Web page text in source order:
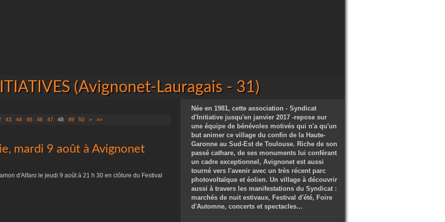
(Avignonet-Lauragais - 31)
43 44 45 46 47 48 49 50 > >>
mardi 9 août à Avignonet
d'Alfaro le jeudi 9 août à 21 h 30 en clôture du Festival
Née en 1981, cette association - Syndicat
d'Initiative jusqu'en janvier 2017 -repose sur
une équipe de bénévoles motivés qui n'a qu'un
but animer ce village du confin de la Haute-
Garonne au Sud-Est de Toulouse. Riche de son
passé cathare, de ses monuments lui conférant
un cadre exceptionnel, Avignonet est aussi
tourné vers l'avenir avec un très récent parc
photovoltaïque et éolien. Un village à découvrir
aussi à travers les manifestations du Syndicat :
marchés de nuit estivaux, Festival d'été, Foire
d'Automne, concerts et spectacles...